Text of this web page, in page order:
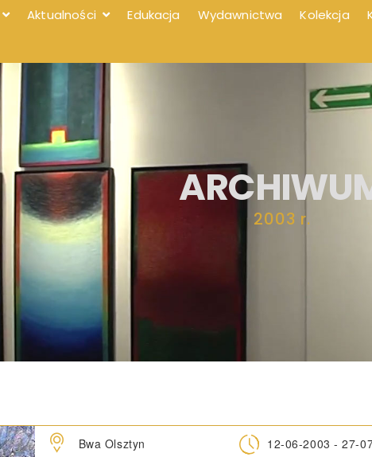
Aktualności Edukacja Wydawnictwa Kolekcja
2003 r.
Bwa Olsztyn 12-06-2003 - 27-